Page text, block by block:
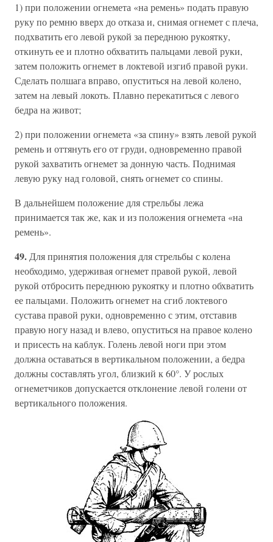
1) при положении огнемета «на ремень» подать правую
руку по ремню вверх до отказа и, снимая огнемет с плеча,
подхватить его левой рукой за переднюю рукоятку,
откинуть ее и плотно обхватить пальцами левой руки,
затем положить огнемет в локтевой изгиб правой руки.
Сделать полшага вправо, опуститься на левой колено,
затем на левый локоть. Плавно перекатиться с левого
бедра на живот;
2) при положении огнемета «за спину» взять левой рукой
ремень и оттянуть его от груди, одновременно правой
рукой захватить огнемет за донную часть. Поднимая
левую руку над головой, снять огнемет со спины.
В дальнейшем положение для стрельбы лежа
принимается так же, как и из положения огнемета «на
ремень».
49. Для принятия положения для стрельбы с колена
необходимо, удерживая огнемет правой рукой, левой
рукой отбросить переднюю рукоятку и плотно обхватить
ее пальцами. Положить огнемет на сгиб локтевого
сустава правой руки, одновременно с этим, отставив
правую ногу назад и влево, опуститься на правое колено
и присесть на каблук. Голень левой ноги при этом
должна оставаться в вертикальном положении, а бедра
должны составлять угол, близкий к 60°. У рослых
огнеметчиков допускается отклонение левой голени от
вертикального положения.